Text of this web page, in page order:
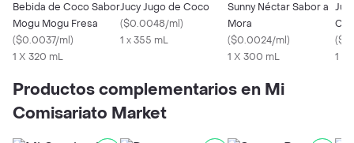
Bebida de Coco Sabor
Mogu Mogu Fresa
($0.0037/ml)
1 X 320 mL
Jucy Jugo de Coco
($0.0048/ml)
1 x 355 mL
Sunny Néctar Sabor a
Mora
($0.0024/ml)
1 X 300 mL
(
1 x
Productos complementarios en Mi
Comisariato Market